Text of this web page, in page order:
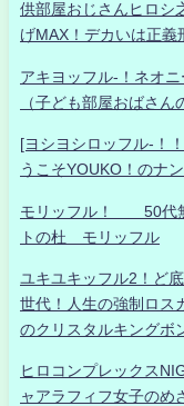
供部屋おじさんヒロシ
げMAX！デカいは正義
アキヨッフル-！ネオ
（子ども部屋おばさん
[ヨシヨシロッフル-！
うこそYOUKO！のナ
モリッフル！ 50代無
トの杜 モリッフル
ユキユキッフル2！ど
世代！人生の強制ロス
のクリスタルキングボ
ヒロコンプレックス
ャアラフィフ女子のめ